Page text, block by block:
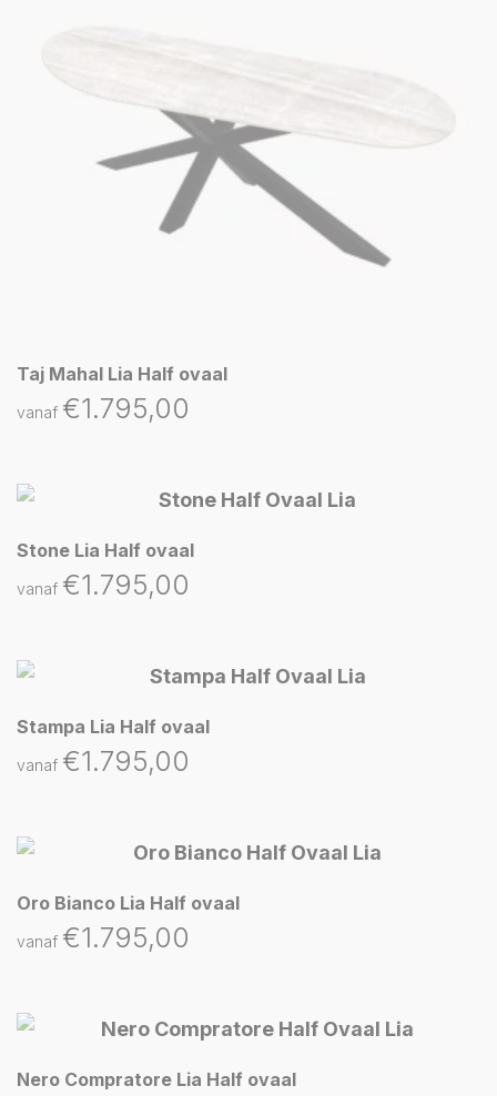
Taj Mahal Lia Half ovaal
vanaf €1.795,00
Stone Lia Half ovaal
vanaf €1.795,00
Stampa Lia Half ovaal
vanaf €1.795,00
Oro Bianco Lia Half ovaal
vanaf €1.795,00
Nero Compratore Lia Half ovaal